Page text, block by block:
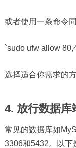
或者使用一条命令
`sudo ufw allow
选择适合你需求的方
4. 放行数据库
常见的数据库如
3306和5432。以下